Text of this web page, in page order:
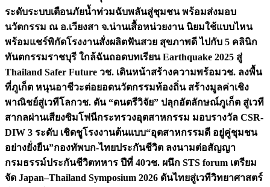
ระดับระบบเตือนภัยน้ำท่วมฉับพลันสู่ชุมชน พร้อมส่งมอบ
นวัตกรรม ณ อ.เวียงสา จ.น่านเสื้อหน่วยงาน นิยมใช้แบบไหน
พร้อมแชร์พิกัดโรงงานสั่งผลิตฟันสวย สุขภาพดี ไปกับ 5 คลินิก
ทันตกรรมราชบุรี ใกล้ฉันถอดบทเรียน Earthquake 2025 สู่
Thailand Safer Future วช. เดินหน้าสร้างความพร้อมวช. ลงพื้น
ที่ภูเก็ต หนุนอาชีวะต่อยอดนวัตกรรมท้องถิ่น สร้างมูลค่าเชิง
พาณิชย์สู่เวทีโลกวช. ดัน “ดนตรีวิจัย” ปลุกอัตลักษณ์ภูเก็ต สู่เวที
สากลผ่านเสียงซิมโฟนีกระทรวงอุตสาหกรรม มอบรางวัล CSR-
DIW 3 ระดับ เชิดชูโรงงานต้นแบบ“อุตสาหกรรมดี อยู่คู่ชุมชน
อย่างยั่งยืน”กองทัพบก-ไทยประกันชีวิต ลงนามต่อสัญญา
กรมธรรม์ประกันชีวิตทหาร ปีที่ 40วช. ผนึก STS forum เตรียม
จัด Japan–Thailand Symposium 2026 ดันไทยสู่เวทีวิทยาศาสตร์